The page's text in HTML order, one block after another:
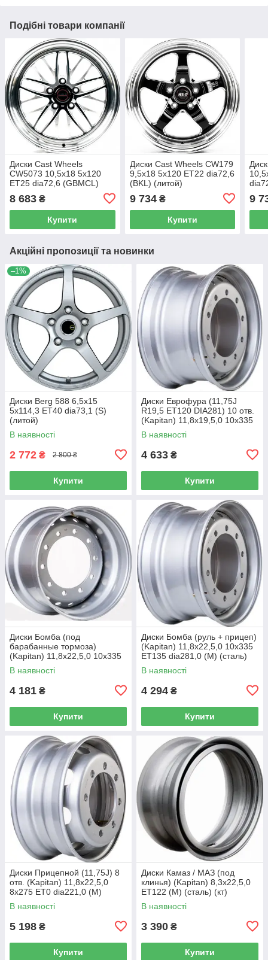
Подібні товари компанії
Диски Cast Wheels
CW5073 10,5x18 5x120
ET25 dia72,6 (GBMCL)
8 683 ₴
Купити
Диски Cast Wheels CW179
9,5x18 5x120 ET22 dia72,6
(BKL) (литой)
9 734₴
Купити
9
Акційні пропозиції та новинки
–1%
Диски Berg 588 6,5x15
5x114,3 ET40 dia73,1 (S)
(литой)
В наявності
2 772 ₴ 2 800 ₴
Купити
Диски Еврофура (11,75J
R19,5 ET120 DIA281) 10 отв.
(Kapitan) 11,8x19,5,0 10x335
ET120 dia281,0 (M) (сталь)
(кт)
В наявності
4 633 ₴
Купити
Диски Бомба (под
барабанные тормоза)
(Kapitan) 11,8x22,5,0 10x335
ET0 dia281,0 (M) (сталь) (кт)
В наявності
4 181 ₴
Купити
Диски Бомба (руль + прицеп)
(Kapitan) 11,8x22,5,0 10x335
ET135 dia281,0 (M) (сталь)
(кт)
В наявності
4 294 ₴
Купити
Диски Прицепной (11,75J) 8
отв. (Kapitan) 11,8x22,5,0
8x275 ET0 dia221,0 (M)
(сталь) (кт)
В наявності
5 198 ₴
Купити
Диски Камаз / МАЗ (под
клинья) (Kapitan) 8,3x22,5,0
ET122 (M) (сталь) (кт)
В наявності
3 390 ₴
Купити